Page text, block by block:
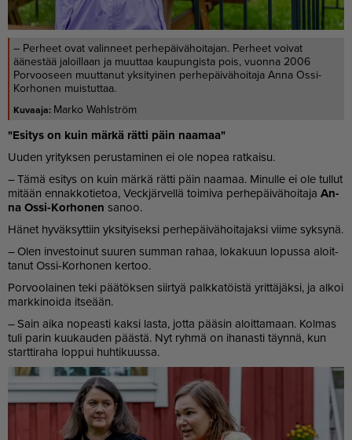
– Perheet ovat valinneet perhepäivähoitajan. Perheet voivat
äänestää jaloillaan ja muuttaa kaupungista pois, vuonna 2006
Porvooseen muuttanut yksityinen perhepäivähoitaja Anna Ossi-
Korhonen muistuttaa.
Marko Wahlström
"Esi­tys on kuin mär­kä rät­ti päin naa­maa"
Uu­den yri­tyk­sen pe­rus­ta­mi­nen ei ole no­pea rat­kai­su.
– Tämä esi­tys on kuin mär­kä rät­ti päin naa­maa. Mi­nul­le ei ole tul­lut
mi­tään en­nak­ko­tie­toa, Veck­jär­vel­lä toi­mi­va per­he­päi­vä­hoi­ta­ja An­
na Os­si-Kor­ho­nen sa­noo.
Hä­net hy­väk­syt­tiin yk­si­tyi­sek­si per­he­päi­vä­hoi­ta­jak­si vii­me syk­sy­nä.
– Olen in­ves­toi­nut suu­ren sum­man ra­haa, lo­ka­kuun lo­pus­sa aloit­
ta­nut Os­si-Kor­ho­nen ker­too.
Por­voo­lai­nen teki pää­tök­sen siir­tyä palk­ka­töis­tä yrit­tä­jäk­si, ja al­koi
mark­ki­noi­da it­se­ään.
– Sain ai­ka no­pe­as­ti kak­si las­ta, jot­ta pää­sin aloit­ta­maan. Kol­mas
tuli pa­rin kuu­kau­den pääs­tä. Nyt ryh­mä on iha­nas­ti täyn­nä, kun
start­ti­ra­ha lop­pui huh­ti­kuus­sa.